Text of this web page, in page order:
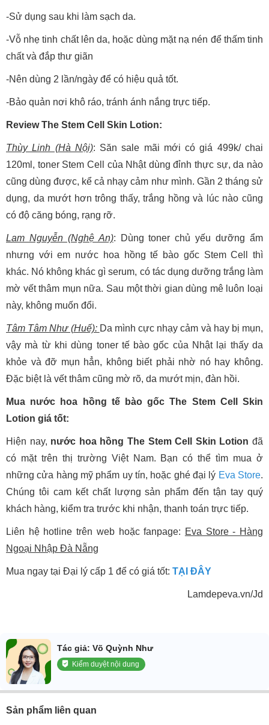
-Sử dụng sau khi làm sạch da.
-Vỗ nhẹ tinh chất lên da, hoặc dùng mặt nạ nén để thấm tinh
chất và đắp thư giãn
-Nên dùng 2 lần/ngày để có hiệu quả tốt.
-Bảo quản nơi khô ráo, tránh ánh nắng trực tiếp.
Review The Stem Cell Skin Lotion:
Thùy Linh (Hà Nội): Săn sale mãi mới có giá 499k/ chai
120ml, toner Stem Cell của Nhật dùng đỉnh thực sự, da nào
cũng dùng được, kể cả nhạy cảm như mình. Gần 2 tháng sử
dụng, da mướt hơn trông thấy, trắng hồng và lúc nào cũng
có độ căng bóng, rạng rỡ.
Lam Nguyễn (Nghệ An): Dùng toner chủ yếu dưỡng ẩm
nhưng với em nước hoa hồng tế bào gốc Stem Cell thì
khác. Nó không khác gì serum, có tác dụng dưỡng trắng làm
mờ vết thâm mụn nữa. Sau một thời gian dùng mê luôn loại
này, không muốn đổi.
Tâm Tâm Như (Huế): Da mình cực nhạy cảm và hay bị mụn,
vậy mà từ khi dùng toner tế bào gốc của Nhật lại thấy da
khỏe và đỡ mụn hẳn, không biết phải nhờ nó hay không.
Đặc biệt là vết thâm cũng mờ rõ, da mướt mịn, đàn hồi.
Mua nước hoa hồng tế bào gốc The Stem Cell Skin
Lotion giá tốt:
Hiện nay, nước hoa hồng The Stem Cell Skin Lotion đã
có mặt trên thị trường Việt Nam. Bạn có thể tìm mua ở
những cửa hàng mỹ phẩm uy tín, hoặc ghé đại lý Eva Store.
Chúng tôi cam kết chất lượng sản phẩm đến tận tay quý
khách hàng, kiểm tra trước khi nhận, thanh toán trực tiếp.
Liên hệ hotline trên web hoặc fanpage: Eva Store - Hàng
Ngoại Nhập Đà Nẵng
Mua ngay tại Đại lý cấp 1 để có giá tốt: TẠI ĐÂY
Lamdepeva.vn/Jd
Tác giả: Võ Quỳnh Như
Kiểm duyệt nội dung
Sản phẩm liên quan